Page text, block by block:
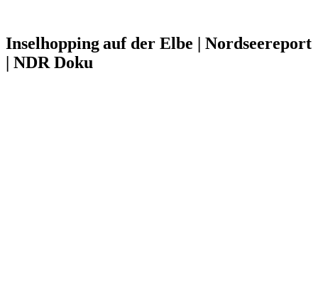
Inselhopping auf der Elbe | Nordseereport
| NDR Doku